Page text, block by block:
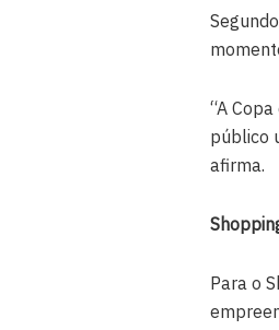
“A
público
afirma.
Para o